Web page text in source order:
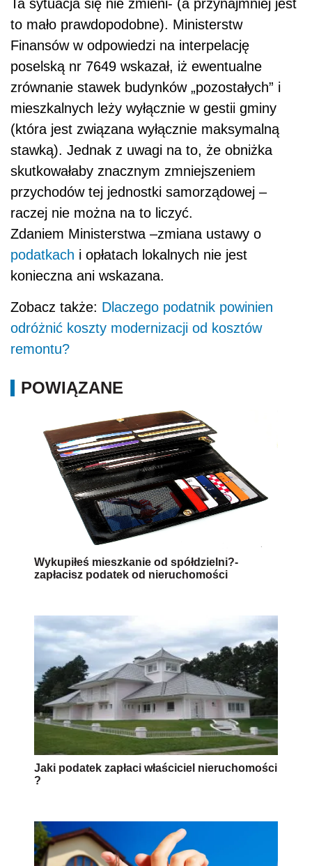
Ta sytuacja się nie zmieni- (a przynajmniej jest
to mało prawdopodobne). Ministerstw
Finansów w odpowiedzi na interpelację
poselską nr 7649 wskazał, iż ewentualne
zrównanie stawek budynków „pozostałych” i
mieszkalnych leży wyłącznie w gestii gminy
(która jest związana wyłącznie maksymalną
stawką). Jednak z uwagi na to, że obniżka
skutkowałaby znacznym zmniejszeniem
przychodów tej jednostki samorządowej –
raczej nie można na to liczyć.
Zdaniem Ministerstwa –zmiana ustawy o
podatkach i opłatach lokalnych nie jest
konieczna ani wskazana.
Zobacz także: Dlaczego podatnik powinien
odróżnić koszty modernizacji od kosztów
remontu?
POWIĄZANE
Wykupiłeś mieszkanie od spółdzielni?-
zapłacisz podatek od nieruchomości
Jaki podatek zapłaci właściciel nieruchomości
?